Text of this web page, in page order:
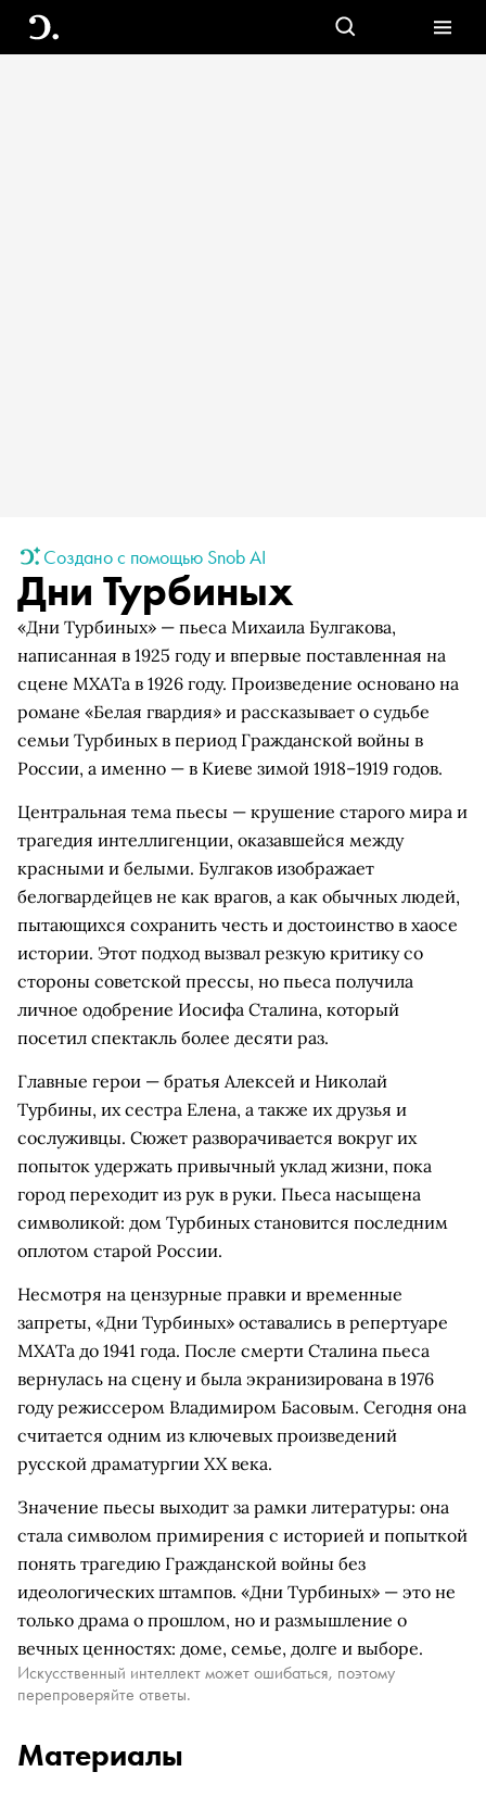
Создано с помощью Snob AI
Дни Турбиных
«Дни Турбиных» — пьеса Михаила Булгакова,
написанная в 1925 году и впервые поставленная на
сцене МХАТа в 1926 году. Произведение основано на
романе «Белая гвардия» и рассказывает о судьбе
семьи Турбиных в период Гражданской войны в
России, а именно — в Киеве зимой 1918–1919 годов.
Центральная тема пьесы — крушение старого мира и
трагедия интеллигенции, оказавшейся между
красными и белыми. Булгаков изображает
белогвардейцев не как врагов, а как обычных людей,
пытающихся сохранить честь и достоинство в хаосе
истории. Этот подход вызвал резкую критику со
стороны советской прессы, но пьеса получила
личное одобрение Иосифа Сталина, который
посетил спектакль более десяти раз.
Главные герои — братья Алексей и Николай
Турбины, их сестра Елена, а также их друзья и
сослуживцы. Сюжет разворачивается вокруг их
попыток удержать привычный уклад жизни, пока
город переходит из рук в руки. Пьеса насыщена
символикой: дом Турбиных становится последним
оплотом старой России.
Несмотря на цензурные правки и временные
запреты, «Дни Турбиных» оставались в репертуаре
МХАТа до 1941 года. После смерти Сталина пьеса
вернулась на сцену и была экранизирована в 1976
году режиссером Владимиром Басовым. Сегодня она
считается одним из ключевых произведений
русской драматургии XX века.
Значение пьесы выходит за рамки литературы: она
стала символом примирения с историей и попыткой
понять трагедию Гражданской войны без
идеологических штампов. «Дни Турбиных» — это не
только драма о прошлом, но и размышление о
вечных ценностях: доме, семье, долге и выборе.
Искусственный интеллект может ошибаться, поэтому
перепроверяйте ответы.
Материалы